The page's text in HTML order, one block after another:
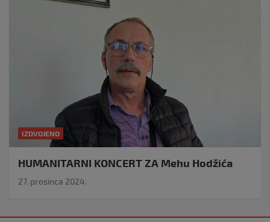
IZDVOJENO
HUMANITARNI KONCERT ZA Mehu Hodžića
27. prosinca 2024.